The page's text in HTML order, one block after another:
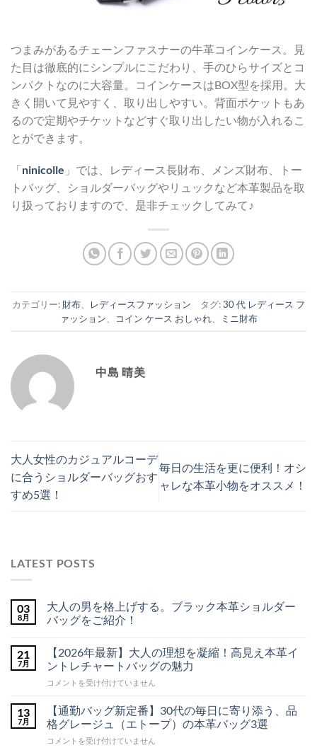
つまみがあるチェーンファスナーの牛革コインケース。見
た目は徹底的にシンプルにこだわり、手のひらサイズとコ
ンパクトなのに大容量。コインケースはBOX型を採用。大
きく開いて見やすく、取り出しやすい。背面ポケットもあ
るので定期やチケットなどすぐ取り出したい物が入れるこ
とができます。
「ninicolle 」では、レディース長財布、メンズ財布、トー
トバッグ、ショルダーバッグやリュックなど本革製品を取
り扱っておりますので、是非チェックしてみて♪
カテゴリー: 財布 レディースファッション タグ:30 代 レディース フ
ァッション
コイン ケース おしゃれ、 ミニ財布
中島 晴美
大人女性のカジュアルコーデ
に合うショルダーバッグおす
すめ5選！
毎日の生活を更に便利！オシ
ャレな本革小物をオススメ！
LATEST POSTS
03
8月
大人の男を格上げする。ブラック本革ショルダー
バッグをご紹介！
男
を
格
上
る。
ブ
ッ
ト
は
ま
ま
せ
21
7月
【2026年最新】大人の理想を凝縮！高見え本革イ
ントレチャートバッグの魅力
【2026
新】
大
人
コメントを受け付けていません
13
7月
【通勤バッグ新定番】30代の毎日に寄り添う、品
格グレージュ（エトープ）の本革バッグ3選
【通
コメントを受け付けていません